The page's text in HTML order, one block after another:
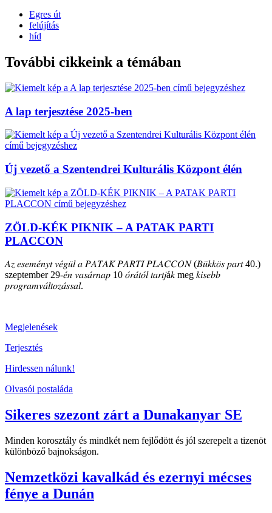
Egres út
felújítás
híd
További cikkeink a témában
A lap terjesztése 2025-ben
Új vezető a Szentendrei Kulturális Központ élén
ZÖLD-KÉK PIKNIK – A PATAK PARTI
PLACCON
𝐴𝑧 𝑒𝑠𝑒𝑚𝑒́𝑛𝑦𝑡 𝑣𝑒́𝑔𝑢̈𝑙 𝑎 𝑃𝐴𝑇𝐴𝐾 𝑃𝐴𝑅𝑇𝐼 𝑃𝐿𝐴𝐶𝐶𝑂𝑁 (𝐵𝑢̈𝑘𝑘𝑜̈𝑠 𝑝𝑎𝑟𝑡 40.)
szeptember 29-𝑒́𝑛 𝑣𝑎𝑠𝑎́𝑟𝑛𝑎𝑝 10 𝑜́𝑟𝑎́𝑡𝑜́𝑙 𝑡𝑎𝑟𝑡𝑗á𝑘 meg 𝑘𝑖𝑠𝑒𝑏𝑏
𝑝𝑟𝑜𝑔𝑟𝑎𝑚𝑣𝑎́𝑙𝑡𝑜𝑧𝑎́𝑠𝑠𝑎𝑙.
Megjelenések
Terjesztés
Hirdessen nálunk!
Olvasói postaláda
Sikeres szezont zárt a Dunakanyar SE
Minden korosztály és mindkét nem fejlődött és jól szerepelt a tizenöt
különböző bajnokságon.
Nemzetközi kavalkád és ezernyi mécses
fénye a Dunán